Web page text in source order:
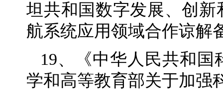
坦共和国数字发展、创
航系统应用领域合作谅解
19、《中华人民共和
学和高等教育部关于加强